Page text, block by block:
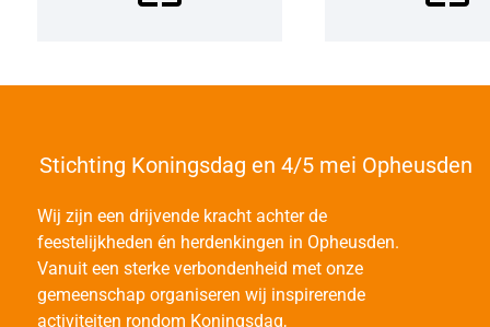
Stichting Koningsdag en 4/5 mei Opheusden
Wij zijn een drijvende kracht achter de
feestelijkheden én herdenkingen in Opheusden.
Vanuit een sterke verbondenheid met onze
gemeenschap organiseren wij inspirerende
activiteiten rondom Koningsdag,